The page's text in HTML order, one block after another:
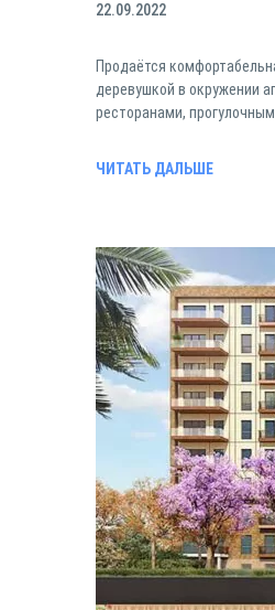
22.09.2022
Продаётся
деревушкой в окружении
ресторанами,
ЧИТАТЬ ДАЛЬШЕ